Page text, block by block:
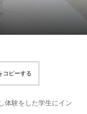
コピーする
体験をした学生にイン